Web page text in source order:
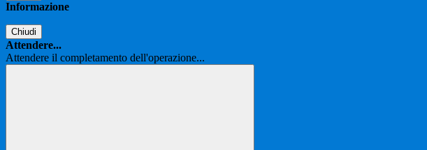
Informazione
Chiudi
Attendere...
Attendere il completamento dell'operazione...